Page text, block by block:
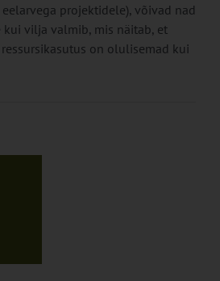
projektidele), võivad nad
vilja valmib, mis näitab, et
on olulisemad kui